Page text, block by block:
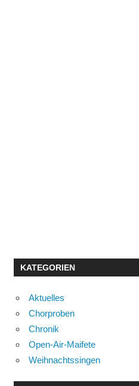
KATEGORIEN
Aktuelles
Chorproben
Chronik
Open-Air-Maifete
Weihnachtssingen